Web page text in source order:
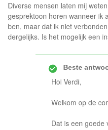
Diverse mensen laten mij
gesprektoon horen wanneer ik
ben, maar dat ik niet
dergelijks. Is het mogelijk een
Beste
Hoi Verdi,
Welkom op de
Dat is een goede